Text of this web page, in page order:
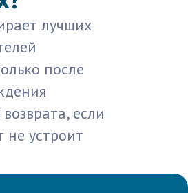
лучших
после
если
не устроит